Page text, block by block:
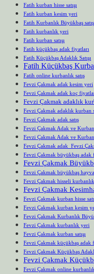
Fatih kurban hisse satışı
Fatih kurban kesim yeri
Fatih Kurbanlık Büyükbaş
Fatih kurbanlık yeri
Fatih kurban satışı
Fatih küçükbaş adak fiyatları
Fatih Küçükbaş Adaklık Satışı
Fatih Küçükbaş
Fatih online kurbanlık satış
Fevzi Çakmak adak kesim yeri
Fevzi Çakmak adak koç
Fevzi Çakmak adaklık
Fevzi Çakmak adaklık kurban
Fevzi Çakmak adak satış
Fevzi Çakmak Adak ve
Fevzi Çakmak Adak ve Kurban
Fevzi Çakmak adak Fevzi
Fevzi Çakmak büyükbaş adak
Fevzi Çakmak
Fevzi Çakmak büyükbaş
Fevzi Çakmak hisseli kurbanlık
Fevzi Çakmak
Fevzi Çakmak kurban hisse
Fevzi Çakmak kurban kesim
Fevzi Çakmak Kurbanlık
Fevzi Çakmak kurbanlık yeri
Fevzi Çakmak kurban satışı
Fevzi Çakmak küçükbaş adak
Fevzi Çakmak Küçükbaş
Fevzi Çakmak
Fevzi Çakmak online kurbanlık